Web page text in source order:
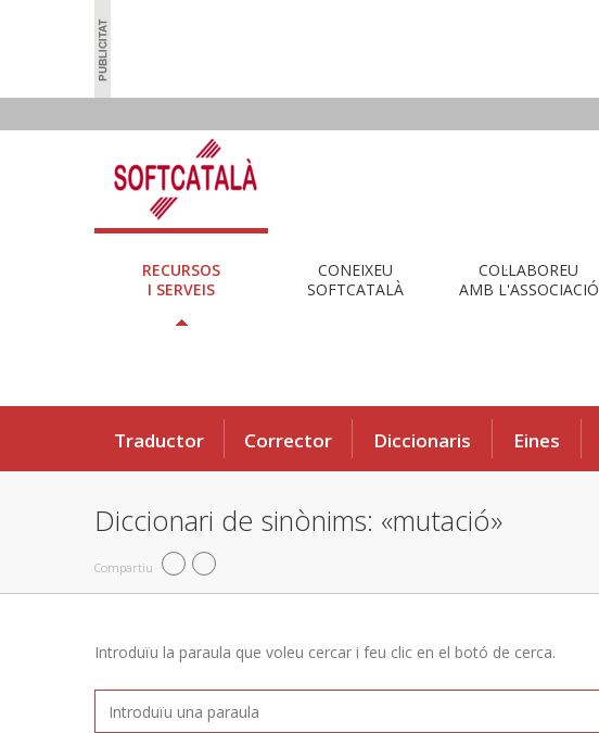
RECURSOS
I SERVEIS
CONEIXEU
SOFTCATALÀ
COL·LABOREU
AMB L'ASSOCIACIÓ
Traductor Corrector Diccionaris Eines
Diccionari de sinònims: «mutació»
Compartiu
Introduïu la paraula que voleu cercar i feu clic en el botó de cerca.